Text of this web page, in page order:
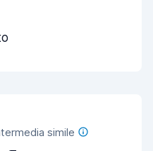
simile